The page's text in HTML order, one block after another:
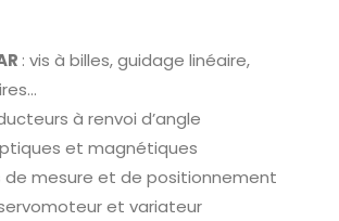
: vis à billes, guidage linéaire,
à renvoi d’angle
et magnétiques
de mesure et de positionnement
et variateur